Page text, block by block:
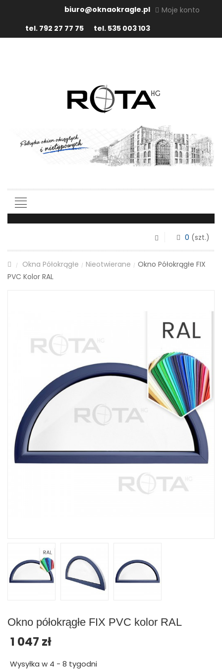
Moje konto
biuro@oknaokragle.pl
tel. 535 003 103
tel. 792 27 77 75
0 (szt.)
/ Okna Półokrągłe / Nieotwierane / Okno Półokrągłe FIX
PVC Kolor RAL
Okno półokrągłe FIX PVC kolor RAL
1 047 zł
Wysyłka w 4 - 8 tygodni